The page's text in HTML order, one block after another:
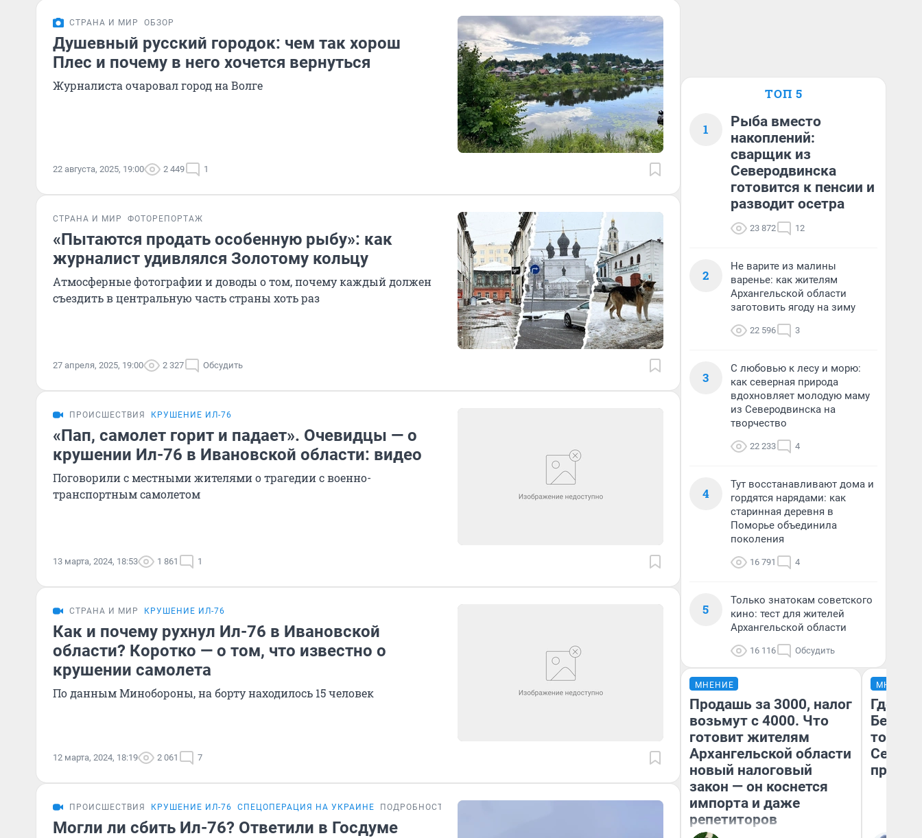
СТРАНА И МИР ОБЗОР
Душевный русский городок: чем так хорош
Плес и почему в него хочется вернуться
Журналиста очаровал город на Волге
22 августа, 2025, 19:00 2 449 1
СТРАНА И МИР ФОТОРЕПОРТАЖ
«Пытаются продать особенную рыбу»: как
журналист удивлялся Золотому кольцу
Атмосферные фотографии и доводы о том, почему каждый должен
съездить в центральную часть страны хоть раз
27 апреля, 2025, 19:00 2 327 Обсудить
ПРОИСШЕСТВИЯ КРУШЕНИЕ ИЛ-76
«Пап, самолет горит и падает». Очевидцы — о
крушении Ил-76 в Ивановской области: видео
Поговорили с местными жителями о трагедии с военно-
транспортным самолетом
13 марта, 2024, 18:53 1 861 1
СТРАНА И МИР КРУШЕНИЕ ИЛ-76
Как и почему рухнул Ил-76 в Ивановской
области? Коротко — о том, что известно о
крушении самолета
По данным Минобороны, на борту находилось 15 человек
12 марта, 2024, 18:19 2 061 7
ПРОИСШЕСТВИЯ КРУШЕНИЕ ИЛ-76 СПЕЦОПЕРАЦИЯ НА УКРАИНЕ ПОДРОБНОСТИ
Могли ли сбить Ил-76? Ответили в Госдуме
ТОП 5
1
Рыба вместо
накоплений:
сварщик из
Северодвинска
готовится к пенсии и
разводит осетра
23 872 12
2
Не варите из малины
варенье: как жителям
Архангельской области
заготовить ягоду на зиму
22 596 3
3
С любовью к лесу и морю:
как северная природа
вдохновляет молодую маму
из Северодвинска на
творчество
22 233 4
4
Тут восстанавливают дома и
гордятся нарядами: как
старинная деревня в
Поморье объединила
поколения
16 791 4
5
Только знатокам советского
кино: тест для жителей
Архангельской области
16 116 Обсудить
МНЕНИЕ
Продашь за 3000, налог
возьмут с 4000. Что
готовит жителям
Архангельской области
новый налоговый
закон — он коснется
импорта и даже
репетиторов
МНЕНИЕ
Где
Белом
точки